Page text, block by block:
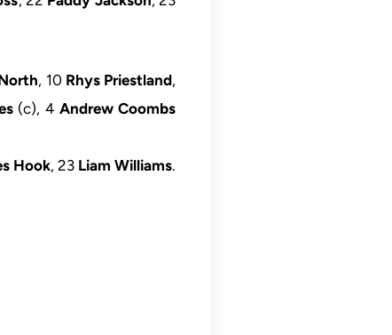
, 10 Rhys Priestland,
(c), 4 Andrew Coombs
Hook, 23 Liam Williams.